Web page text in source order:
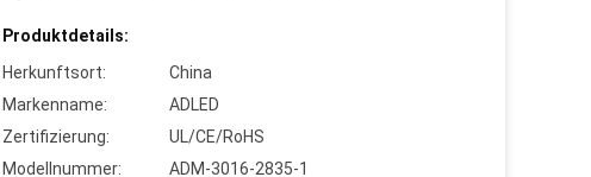
Produktdetails:
Herkunftsort:
China
Markenname:
ADLED
Zertifizierung:
UL/CE/RoHS
Modellnummer:
ADM-3016-2835-1